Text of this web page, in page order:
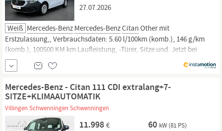
27.07.2026
Weiß Mercedes-Benz Mercedes-BenzCitan Other mit
Erstzulassung,, Verbrauchsdaten: 5.60 l/100km (komb.), 146 g/km
(komb.), 100500 KM km Laufleistung, -Türer, Sitze und. Jetzt bei
instamotion online kaufen oder günstig finanzieren. Nur geprüfte
Fahrzeuge mit Garantie, 14 Tage Rückgaberecht und Lieferung vor die
Mercedes-Benz - Citan 111 CDI extralang+7-
SITZE+KLIMAAUTOMATIK
Villingen Schwenningen Schwenningen
11.998 € 60 kW (81 PS)